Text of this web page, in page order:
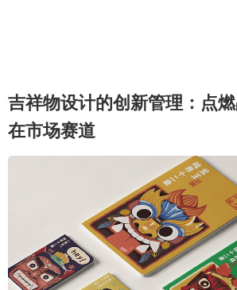
吉祥物设计的创新管理：点
在市场赛道